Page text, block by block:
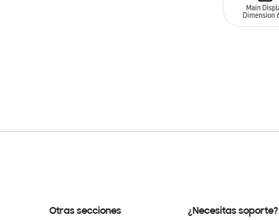
Otras secciones ¿Necesitas soporte?